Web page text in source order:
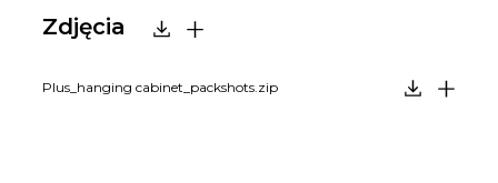
Zdjęcia
Plus_hanging cabinet_packshots.zip